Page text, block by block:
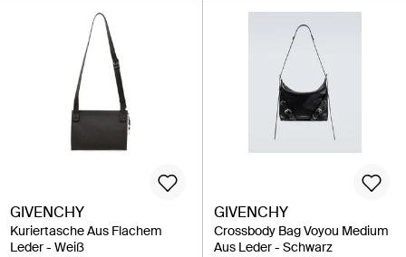
GIVENCHY
Kuriertasche Aus Flachem
Leder - Weiß
GIVENCHY
Crossbody Bag Voyou Medium
Aus Leder - Schwarz